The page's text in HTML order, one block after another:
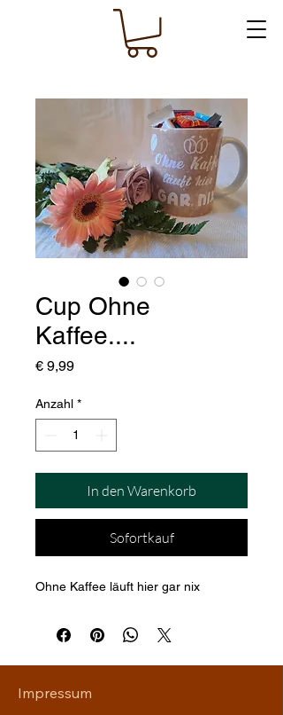
Cup Ohne
Kaffee....
€ 9,99Preis
Anzahl *
In den Warenkorb
Sofortkauf
Ohne Kaffee läuft hier gar nix
Impressum